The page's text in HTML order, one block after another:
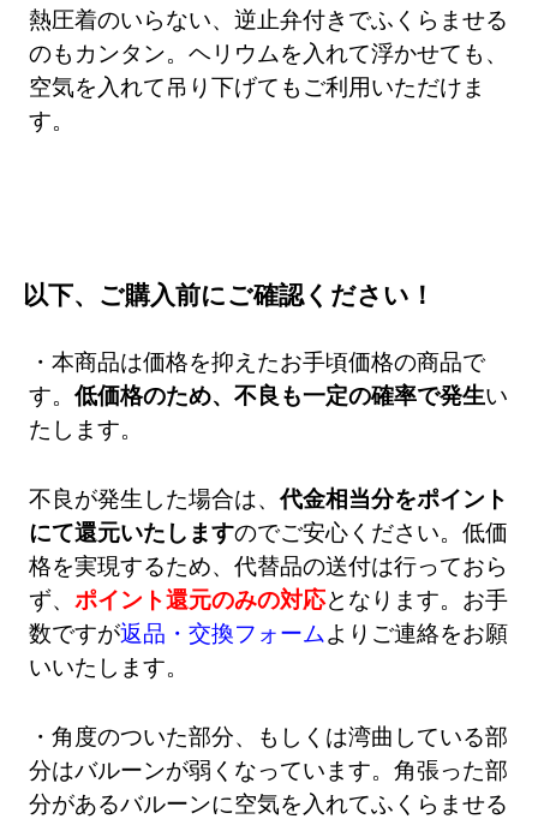
熱圧着のいらない、逆止弁付きでふくらませる
のもカンタン。ヘリウムを入れて浮かせても、
空気を入れて吊り下げてもご利用いただけま
す。
以下、ご購入前にご確認ください！
・本商品は価格を抑えたお手頃価格の商品で
す。低価格のため、不良も一定の確率で発生い
たします。
不良が発生した場合は、代金相当分をポイント
にて還元いたしますのでご安心ください。低価
格を実現するため、代替品の送付は行っておら
ず、ポイント還元のみの対応となります。お手
数ですが返品・交換フォームよりご連絡をお願
いいたします。
・角度のついた部分、もしくは湾曲している部
分はバルーンが弱くなっています。角張った部
分があるバルーンに空気を入れてふくらませる